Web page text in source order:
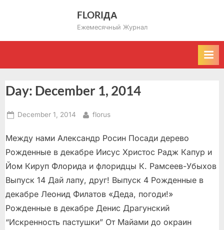
FLORIДА
Ежемесячный Журнал
Day: December 1, 2014
Posted
December 1, 2014 By
florus
Между нами Александр Росин Посади дерево
Рожденные в декабре Иисус Христос Радж Капур и
Йом Кируп Флорида и флоридцы К. Рамсеев-Убыхов
Выпуск 14 Дай лапу, друг! Выпуск 4 Рожденные в
декабре Леонид Филатов «Деда, погоди!»
Рожденные в декабре Денис Драгунский
“Искренность пастушки” От Майами до окраин